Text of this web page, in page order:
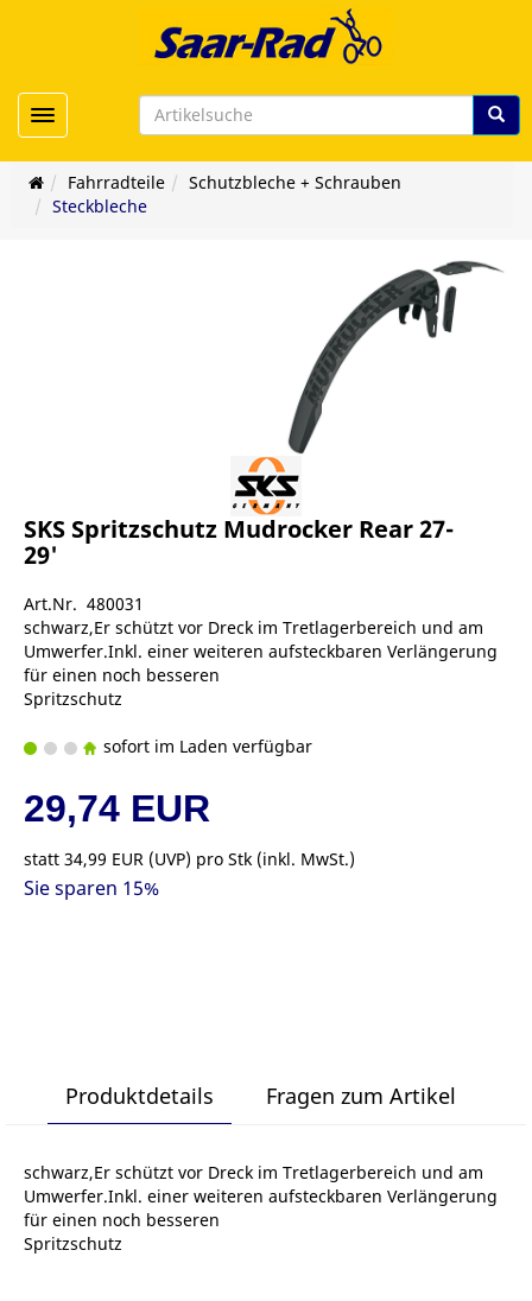
Toggle navigation
Fahrradteile
Schutzbleche + Schrauben
Steckbleche
SKS Spritzschutz Mudrocker Rear 27-
29'
Art.Nr. 480031
schwarz,Er schützt vor Dreck im Tretlagerbereich und am
Umwerfer.Inkl. einer weiteren aufsteckbaren Verlängerung
für einen noch besseren
Spritzschutz
sofort im Laden verfügbar
29,74 EUR
statt 34,99 EUR (UVP) pro Stk (inkl. MwSt.)
Sie sparen 15%
Produktdetails Fragen zum Artikel
schwarz,Er schützt vor Dreck im Tretlagerbereich und am
Umwerfer.Inkl. einer weiteren aufsteckbaren Verlängerung
für einen noch besseren
Spritzschutz